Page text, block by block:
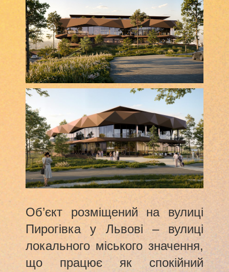
Об’єкт розміщений на вулиці
Пирогівка у Львові – вулиці
локального міського значення,
що працює як спокійний